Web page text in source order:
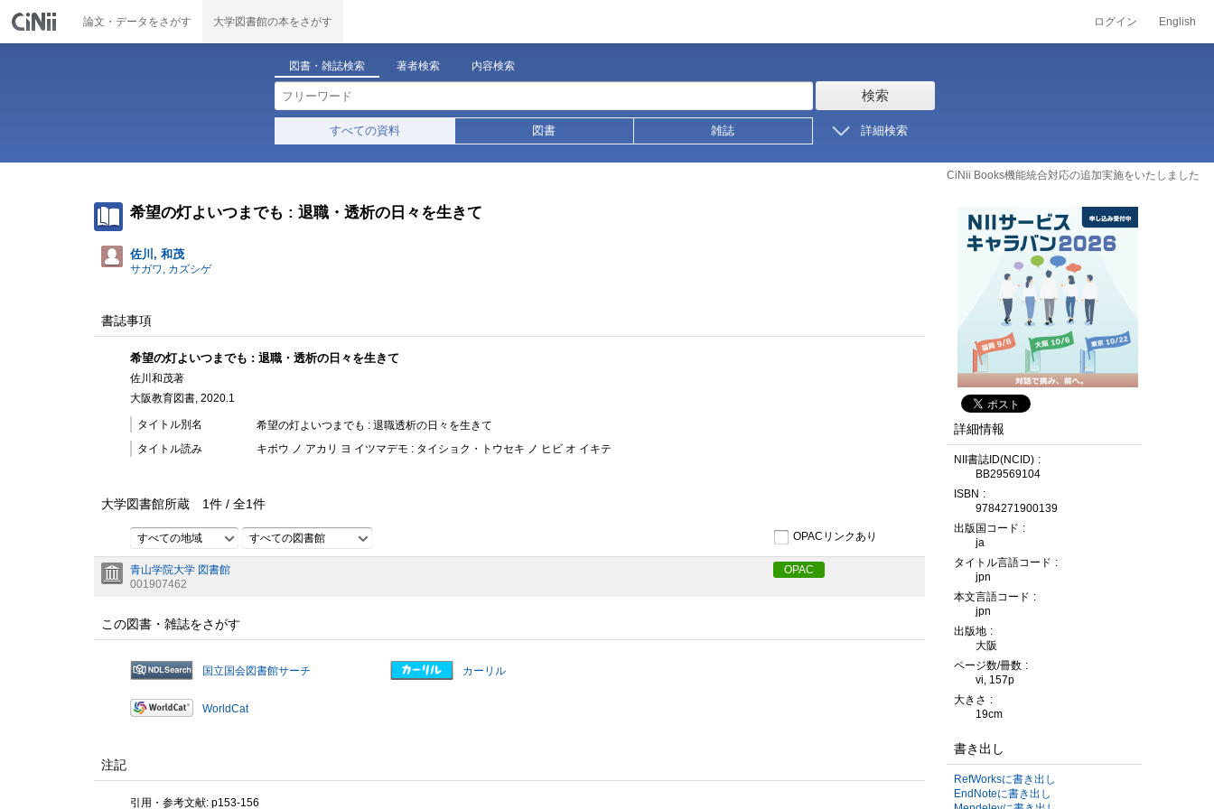
論文・データをさがす 大学図書館の本をさがす ログイン English
図書・雑誌検索 著者検索 内容検索
検索
すべての資料 図書 雑誌 詳細検索
CiNii Books機能統合対応の追加実施をいたしました
希望の灯よいつまでも : 退職・透析の日々を生きて
佐川, 和茂
サガワ, カズシゲ
書誌事項
希望の灯よいつまでも : 退職・透析の日々を生きて
佐川和茂著
大阪教育図書, 2020.1
タイトル別名
希望の灯よいつまでも : 退職透析の日々を生きて
タイトル読み
キボウ ノ アカリ ヨ イツマデモ : タイショク・トウセキ ノ ヒビ オ イキテ
大学図書館所蔵 1件 / 全1件
すべての地域 すべての図書館 OPACリンクあり
青山学院大学 図書館
001907462
OPAC
この図書・雑誌をさがす
国立国会図書館サーチ カーリル
WorldCat
注記
引用・参考文献: p153-156
詳細情報
NII書誌ID(NCID)
BB29569104
ISBN
9784271900139
出版国コード
ja
タイトル言語コード
jpn
本文言語コード
jpn
出版地
大阪
ページ数/冊数
vi, 157p
大きさ
19cm
書き出し
RefWorksに書き出し
EndNoteに書き出し